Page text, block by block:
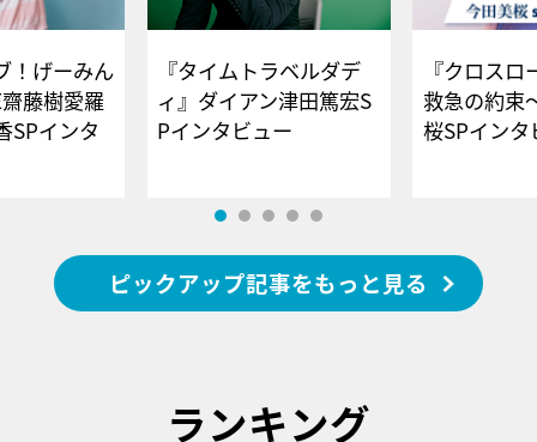
！げーみん
藤樹愛羅
SPインタ
『タイムトラベルダデ
ィ』ダイアン津田篤宏S
Pインタビュー
『クロス
救急の約束
桜SPイ
ピックアップ記事をもっと見る
ランキング